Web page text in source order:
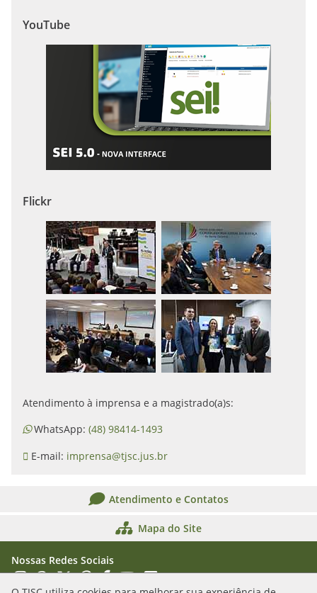
YouTube
Flickr
Atendimento à imprensa e a magistrado(a)s:
WhatsApp: (48) 98414-1493
E-mail: imprensa@tjsc.jus.br
Atendimento e Contatos
Mapa do Site
Nossas Redes Sociais
Acessar Instagram
Acessar WhatsApp
Acessar XAcessar Threads
Acessar Facebook
Acessar YouTube
Acessar Flickr
Acessar SoundCloud